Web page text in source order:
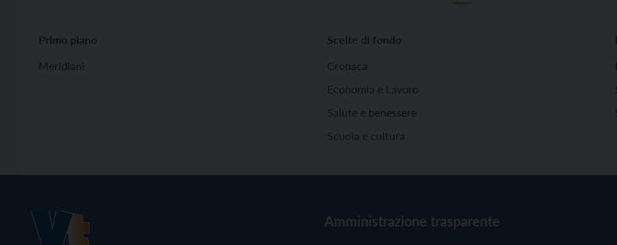
Primo piano
Meridiani
Scelte di fondo
Cronaca
Economia e Lavoro
Salute e benessere
Scuola e cultura
Amministrazione trasparente